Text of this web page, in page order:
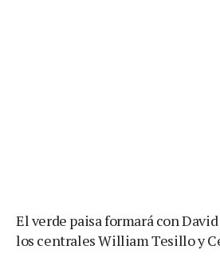
El verde paisa formará con
los centrales William Tesillo y